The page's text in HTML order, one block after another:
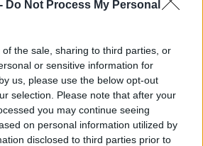
Do Not Process My Personal
the sale, sharing to third parties, or
or sensitive information for
us, please use the below opt-out
selection. Please note that after your
you may continue seeing
on personal information utilized by
disclosed to third parties prior to
tento produkt?